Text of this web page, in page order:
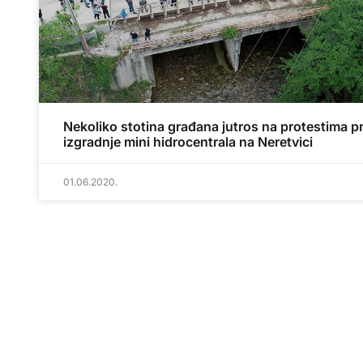
Nekoliko stotina građana jutros na protestima
izgradnje mini hidrocentrala na Neretvici
01.06.2020.